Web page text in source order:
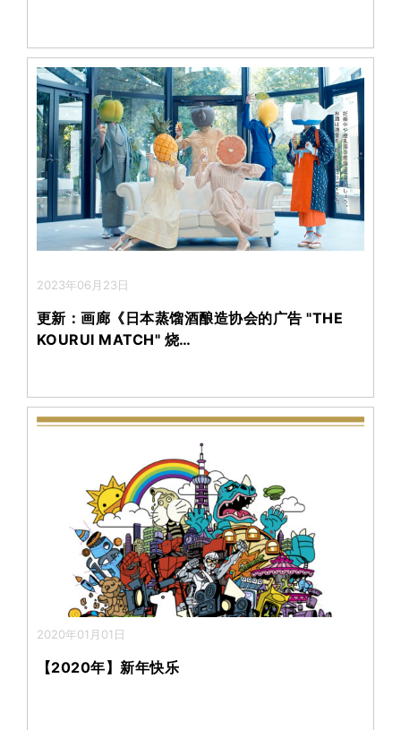
2023年06月23日
更新：画廊《日本蒸馏酒酿造协会的广告 "THE
KOURUI MATCH" 烧…
2020年01月01日
【2020年】新年快乐